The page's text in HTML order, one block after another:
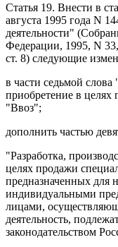
Статья 19. Внести в
августа 1995 года N
деятельности"
Федерации, 1995, N
ст. 8) следующие
в части седьмой слова
приобретение в целях
"Ввоз";
дополнить частью
"Разработка,
целях продажи
предназначенных для
индивидуальными
лицами,
деятельность,
законодательством